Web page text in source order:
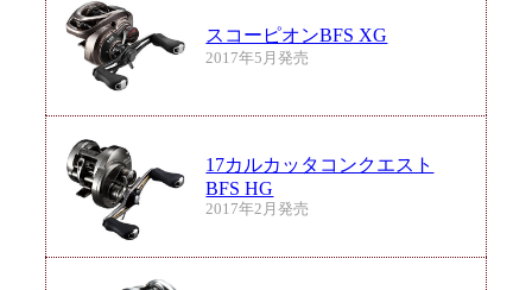
スコーピオンBFS XG
2017年5月発売
17カルカッタコンクエスト
BFS HG
2017年2月発売